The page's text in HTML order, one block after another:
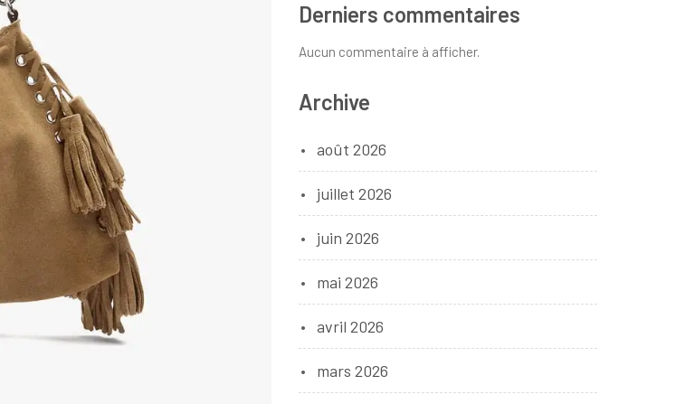
Derniers commentaires
Aucun commentaire à afficher.
Archive
août 2026
juillet 2026
juin 2026
mai 2026
avril 2026
mars 2026